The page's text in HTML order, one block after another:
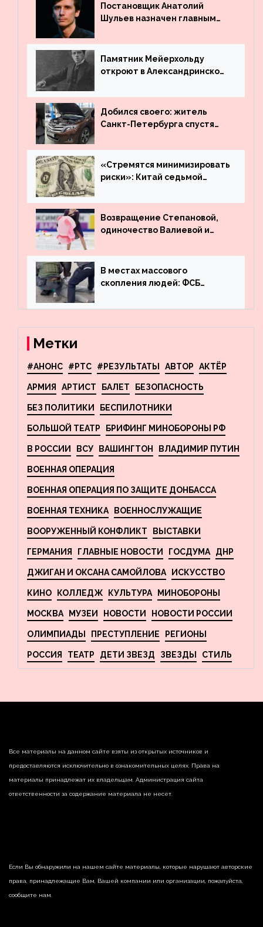
Постановщик Анатолий
Шульев назначен главным
Вахтангова
Памятник Мейерхольду
откроют в Александринском
Добился своего: житель
Санкт-Петербурга спустя
угнанную в Казахстан
машину
«Стремятся минимизировать
риски»: Китай седьмой
деньги из американского
госдолга
Возвращение Степановой,
одиночество Валиевой и
что обсуждают в мире
фигурного катания
В местах массового
скопления людей: ФСБ
террористов, планировавших
Метки
#АНОНС #РТС #РЕЗУЛЬТАТЫ АВТОР АКТЁР
АРМИЯ АРТИСТ БАЛЕТ БЕЗОПАСНОСТЬ
БЕЗ ПОЛИТИКИ БЕСПИЛОТНИКИ
БОЛЬШОЙ ТЕАТР БРИФИНГ МИНОБОРОНЫ РФ
В РОССИИ ВСУ ВАШИНГТОН ВЛАДИМИР ПУТИН
ВОЕННАЯ ОПЕРАЦИЯ
ВОЕННАЯ ОПЕРАЦИЯ ПО ЗАЩИТЕ ДОНБАССА
ВОЕННАЯ ТЕХНИКА ВОЕННОСЛУЖАЩИЕ
ВООРУЖЕННЫЙ КОНФЛИКТ ВЫСТАВКИ
ГЕРМАНИЯ ГЛАВНЫЕ НОВОСТИ ГОСДУМА ДНР
ДЖИГАН И ОКСАНА САМОЙЛОВА ИСКУССТВО
КИНО КОЛЛЕДЖ КУЛЬТУРА МИНОБОРОНЫ
МОСКВА МУЗЕИ НОВОСТИ НОВОСТИ РОССИИ
ОЛИМПИАДЫ ПРЕСТУПЛЕНИЕ РЕГИОНЫ
РОССИЯ ТЕАТР ДЕТИ ЗВЕЗД ЗВЕЗДЫ СТИЛЬ
Все материалы на данном сайте взяты из открытых источников и
предоставляются исключительно в ознакомительных целях. Права на
материалы принадлежат их владельцам. Администрация сайта
ответственности за содержание материала не несет.
Если Вы обнаружили на нашем сайте материалы, которые нарушают авторские
права, принадлежащие Вам, Вашей компании или организации, пожалуйста,
сообщите нам.